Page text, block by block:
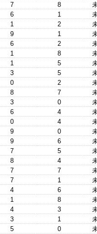
7 8
6 1
1 2
9 1
6 2
1 8
1 5
3 5
0 2
8 7
3 0
6 4
0 4
9 0
9 6
7 5
8 4
7 7
7 1
4 6
1 8
4 3
3 1
5 0